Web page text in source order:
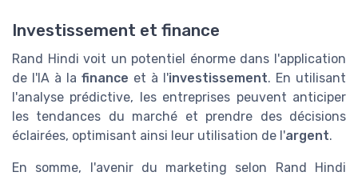
Investissement et finance
Rand Hindi voit un potentiel énorme dans l'application
de l'IA à la finance et à l'investissement. En utilisant
l'analyse prédictive, les entreprises peuvent anticiper
les tendances du marché et prendre des décisions
éclairées, optimisant ainsi leur utilisation de l'argent.
En somme, l'avenir du marketing selon Rand Hindi